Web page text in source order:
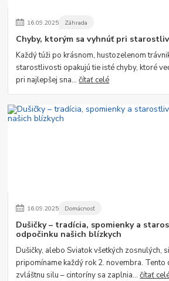
16.09.2025 Záhrada
Chyby, ktorým sa vyhnúť pri
Každý túži po krásnom, hustozelenom
starostlivosti opakujú tie isté chyby, ktoré
pri najlepšej sna...čítať celé
16.09.2025 Domácnosť
Dušičky – tradícia, spomienky a
odpočinku našich blízkych
Dušičky, alebo Sviatok všetkých zosnulých,
pripomíname každý rok 2. novembra. Tento
zvláštnu silu – cintoríny sa zaplnia...čítať